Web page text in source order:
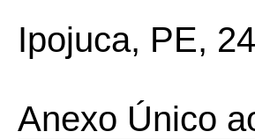
Ipojuca, PE,
Anexo Único